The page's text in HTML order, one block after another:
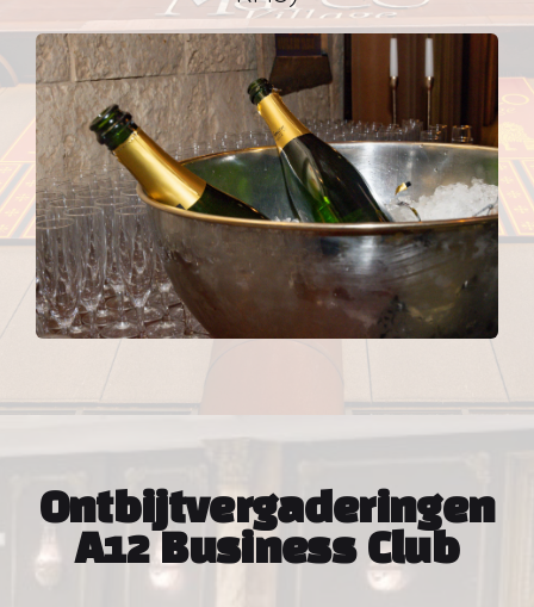
Ontbijtvergaderingen
A12 Business Club